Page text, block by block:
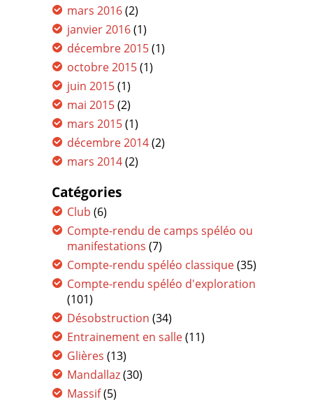
mars 2016(2)
janvier 2016(1)
décembre 2015(1)
octobre 2015(1)
juin 2015(1)
mai 2015(2)
mars 2015(1)
décembre 2014(2)
mars 2014(2)
Catégories
Club (6)
Compte-rendu de camps spéléo ou
manifestations (7)
Compte-rendu spéléo classique(35)
Compte-rendu spéléo d'exploration
(101)
Désobstruction (34)
Entrainement en salle(11)
Glières (13)
Mandallaz(30)
Massif(5)